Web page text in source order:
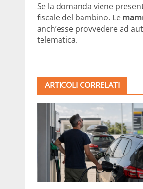
Se la domanda viene
fiscale del bambino. Le
anch’esse provvedere ad
telematica.
ARTICOLI CORRELATI